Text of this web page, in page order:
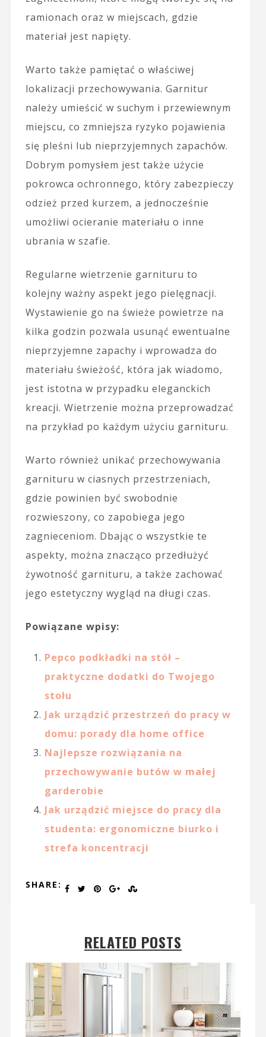
ramionach oraz w miejscach, gdzie
materiał jest napięty.
Warto także pamiętać o właściwej
lokalizacji przechowywania. Garnitur
należy umieścić w suchym i przewiewnym
miejscu, co zmniejsza ryzyko pojawienia
się pleśni lub nieprzyjemnych zapachów.
Dobrym pomysłem jest także użycie
pokrowca ochronnego, który zabezpieczy
odzież przed kurzem, a jednocześnie
umożliwi ocieranie materiału o inne
ubrania w szafie.
Regularne wietrzenie garnituru to
kolejny ważny aspekt jego pielęgnacji.
Wystawienie go na świeże powietrze na
kilka godzin pozwala usunąć ewentualne
nieprzyjemne zapachy i wprowadza do
materiału świeżość, która jak wiadomo,
jest istotna w przypadku eleganckich
kreacji. Wietrzenie można przeprowadzać
na przykład po każdym użyciu garnituru.
Warto również unikać przechowywania
garnituru w ciasnych przestrzeniach,
gdzie powinien być swobodnie
rozwieszony, co zapobiega jego
zagnieceniom. Dbając o wszystkie te
aspekty, można znacząco przedłużyć
żywotność garnituru, a także zachować
jego estetyczny wygląd na długi czas.
Powiązane wpisy:
Pepco podkładki na stół –
praktyczne dodatki do Twojego
stołu
Jak urządzić przestrzeń do pracy w
domu: porady dla home office
Najlepsze rozwiązania na
przechowywanie butów w małej
garderobie
Jak urządzić miejsce do pracy dla
studenta: ergonomiczne biurko i
strefa koncentracji
SHARE:
RELATED POSTS